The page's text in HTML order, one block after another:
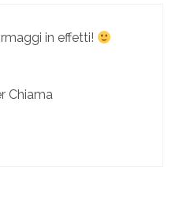
in effetti!
Chiama